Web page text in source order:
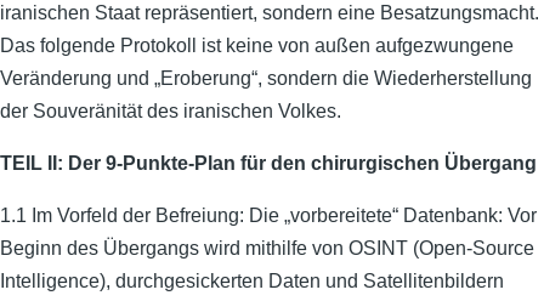
iranischen Staat repräsentiert, sondern eine Besatzungsmacht.
Das folgende Protokoll ist keine von außen aufgezwungene
Veränderung und „Eroberung“, sondern die Wiederherstellung
der Souveränität des iranischen Volkes.
TEIL II: Der 9-Punkte-Plan für den chirurgischen Übergang
1.1 Im Vorfeld der Befreiung: Die „vorbereitete“ Datenbank: Vor
Beginn des Übergangs wird mithilfe von OSINT (Open-Source
Intelligence), durchgesickerten Daten und Satellitenbildern